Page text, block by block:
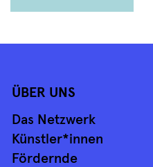
ÜBER UNS
Das Netzwerk
Künstler*innen
Fördernde